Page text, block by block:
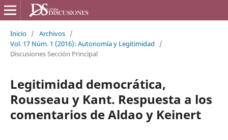
Inicio / Archivos /
Vol. 17 Núm. 1 (2016): Autonomía y Legitimidad
/
Discusiones Sección Principal
Legitimidad democrática,
Rousseau y Kant. Respuesta a los
comentarios de Aldao y Keinert